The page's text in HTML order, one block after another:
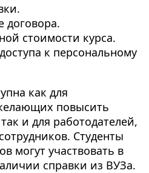
договора.
стоимости курса.
к персональному
как для
повысить
и для работодателей,
Студенты
могут участвовать в
справки из ВУЗа.